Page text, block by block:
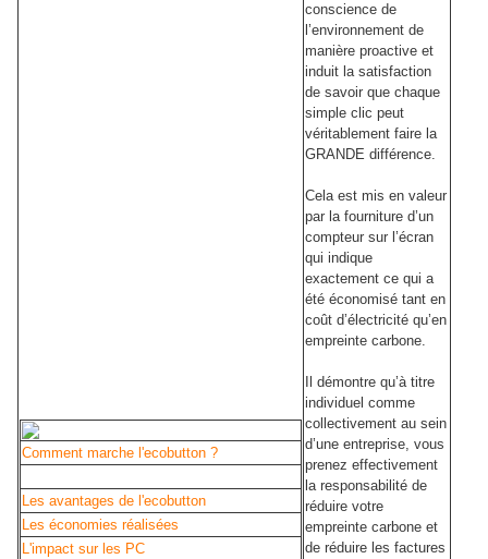
Comment marche l'ecobutton ?
Les avantages de l'ecobutton
Les économies réalisées
L'impact sur les PC
conscience de
l’environnement de
manière proactive et
induit la satisfaction
de savoir que chaque
simple clic peut
véritablement faire la
GRANDE différence.
Cela est mis en valeur
par la fourniture d’un
compteur sur l’écran
qui indique
exactement ce qui a
été économisé tant en
coût d’électricité qu’en
empreinte carbone.
Il démontre qu’à titre
individuel comme
collectivement au sein
d’une entreprise, vous
prenez effectivement
la responsabilité de
réduire votre
empreinte carbone et
de réduire les factures